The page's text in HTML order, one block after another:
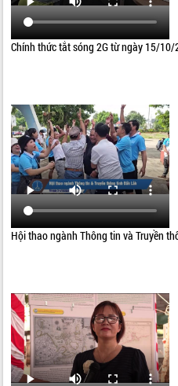
Chính thức tắt sóng 2G từ ngày 15/10/
Hội thao ngành Thông tin và Truyền